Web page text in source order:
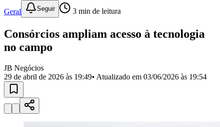
Bairros de Barueri
Selecione sua regiãoPara notícias da sua região
JubranBelval
VistaCalifórniaCarapicuíbaCentroChácaras MarcoCidades da
Região
Militar
Califórnia Jardim dos Altos
Esperança Jardim Graziela
Geral Seguir 3 min de leitura
Consórcios ampliam acesso à tecnologia
no campo
JB Negócios
29 de abril de 2026 às 19:49• Atualizado em 03/06/2026 às 19:54